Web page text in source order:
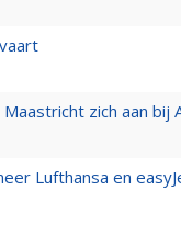
zich aan bij
Lufthansa en